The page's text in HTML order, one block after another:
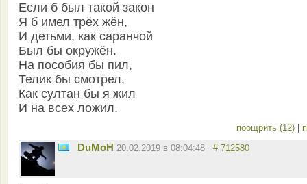
Если б был такой закон
Я б имел трёх жён,
И детьми, как саранчой
Был бы окружён.
На пособия бы пил,
Телик бы смотрел,
Как султан бы я жил
И на всех ложил.
поощрить (12)
DuMoH 20.02.2019 в 08:04:48 # 712580